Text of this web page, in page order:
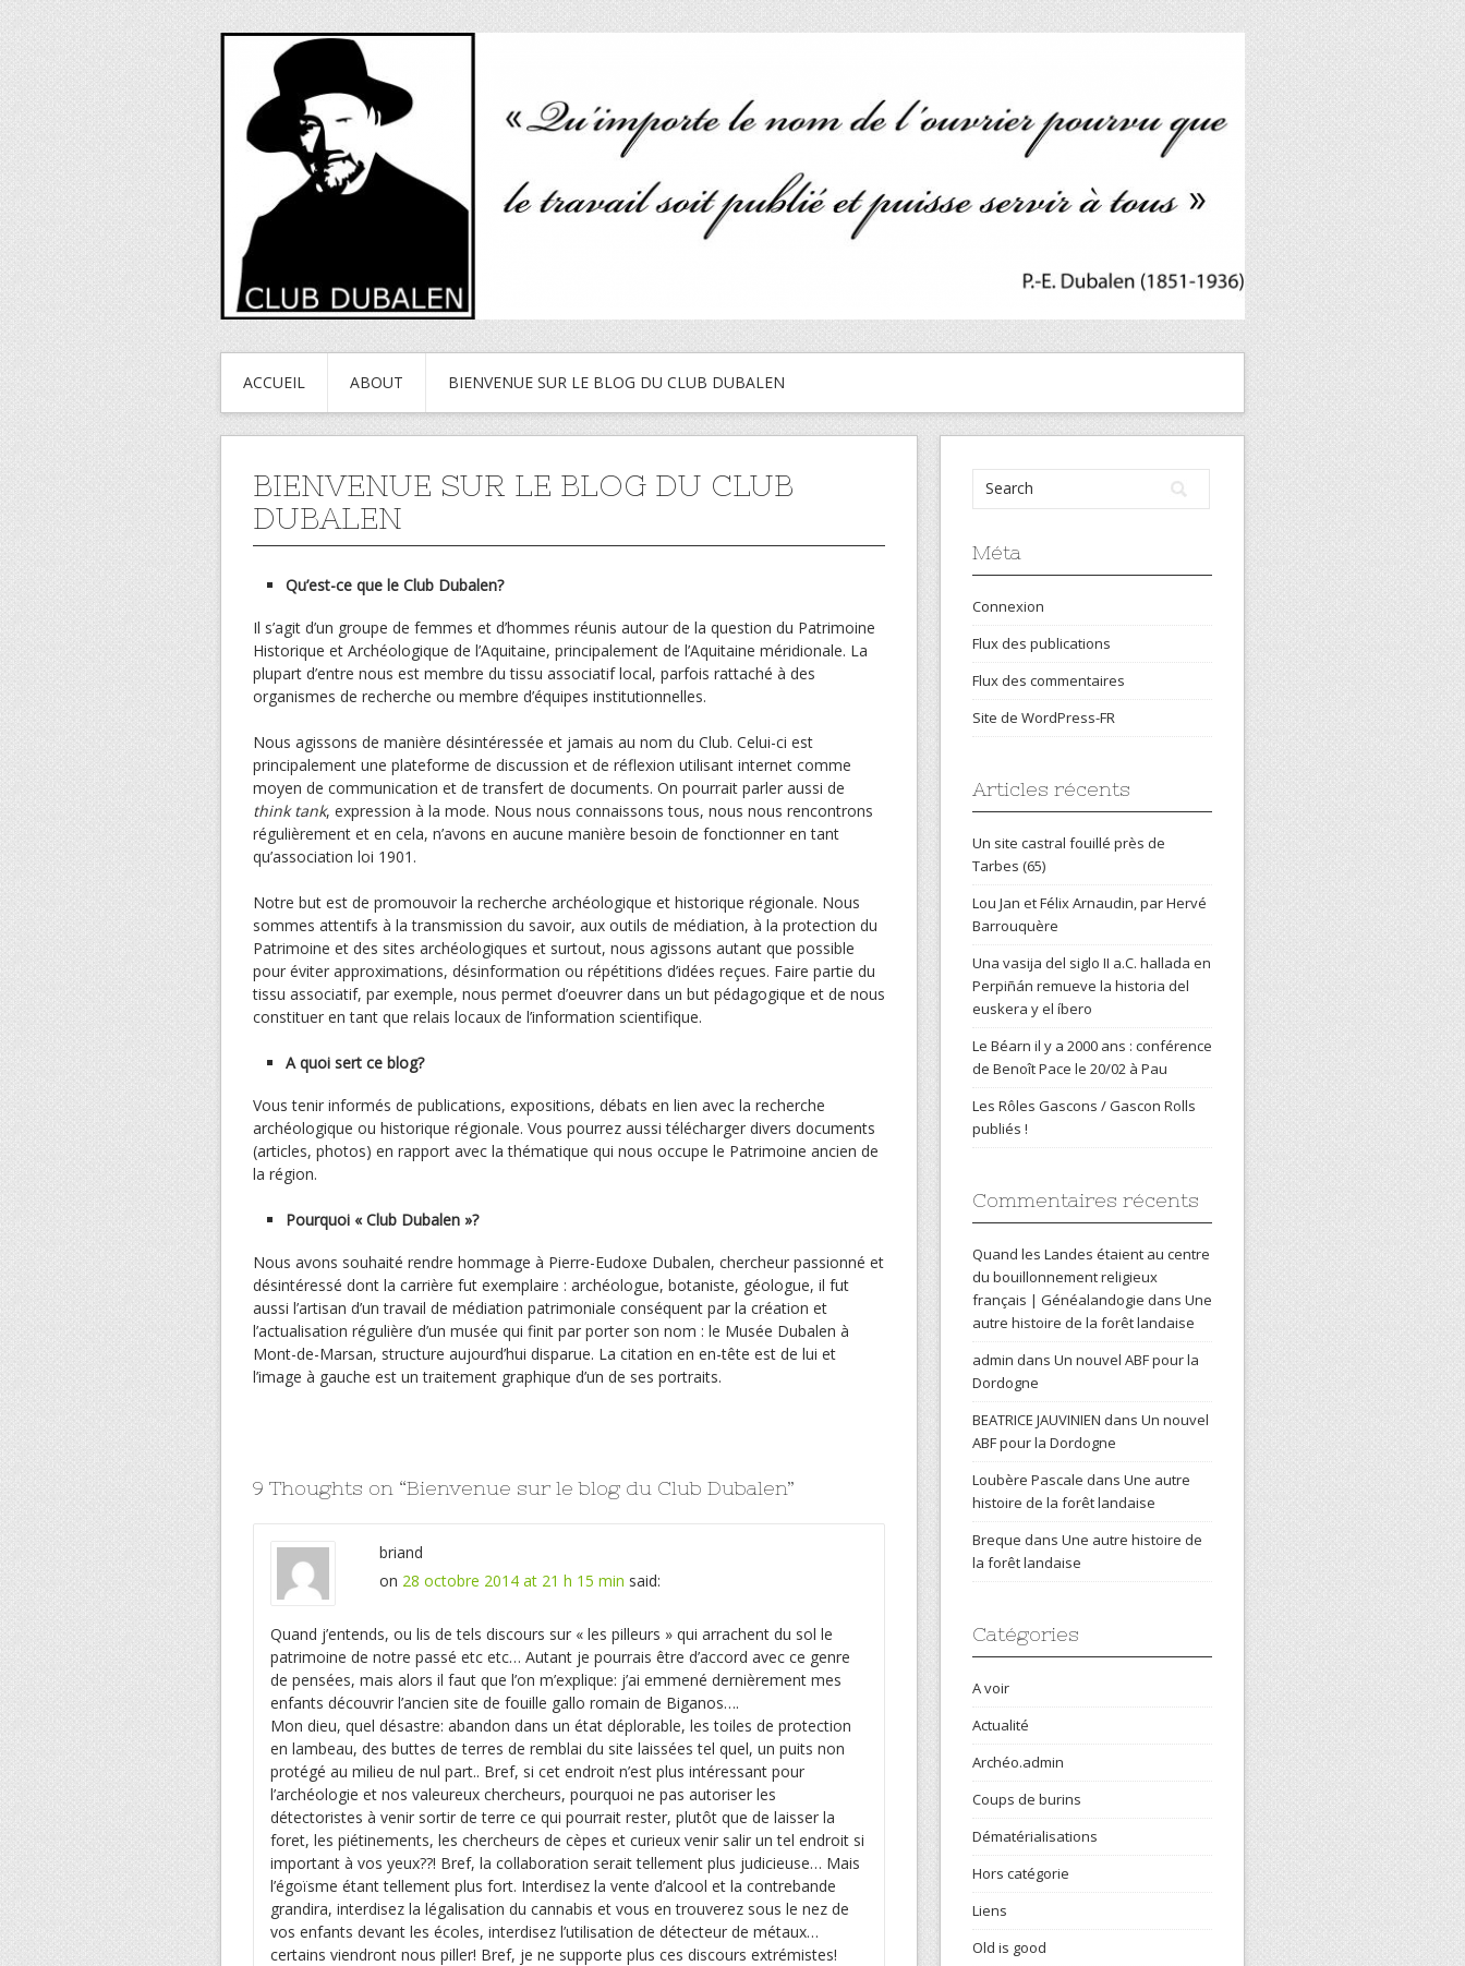
ACCUEIL ABOUT BIENVENUE SUR LE BLOG DU CLUB DUBALEN
BIENVENUE SUR LE BLOG DU CLUB
DUBALEN
Qu’est-ce que le Club Dubalen?
Il s’agit d’un groupe de femmes et d’hommes réunis autour de la question du Patrimoine
Historique et Archéologique de l’Aquitaine, principalement de l’Aquitaine méridionale. La
plupart d’entre nous est membre du tissu associatif local, parfois rattaché à des
organismes de recherche ou membre d’équipes institutionnelles.
Nous agissons de manière désintéressée et jamais au nom du Club. Celui-ci est
principalement une plateforme de discussion et de réflexion utilisant internet comme
moyen de communication et de transfert de documents. On pourrait parler aussi de
think tank, expression à la mode. Nous nous connaissons tous, nous nous rencontrons
régulièrement et en cela, n’avons en aucune manière besoin de fonctionner en tant
qu’association loi 1901.
Notre but est de promouvoir la recherche archéologique et historique régionale. Nous
sommes attentifs à la transmission du savoir, aux outils de médiation, à la protection du
Patrimoine et des sites archéologiques et surtout, nous agissons autant que possible
pour éviter approximations, désinformation ou répétitions d’idées reçues. Faire partie du
tissu associatif, par exemple, nous permet d’oeuvrer dans un but pédagogique et de nous
constituer en tant que relais locaux de l’information scientifique.
A quoi sert ce blog?
Vous tenir informés de publications, expositions, débats en lien avec la recherche
archéologique ou historique régionale. Vous pourrez aussi télécharger divers documents
(articles, photos) en rapport avec la thématique qui nous occupe le Patrimoine ancien de
la région.
Pourquoi « Club Dubalen »?
Nous avons souhaité rendre hommage à Pierre-Eudoxe Dubalen, chercheur passionné et
désintéressé dont la carrière fut exemplaire : archéologue, botaniste, géologue, il fut
aussi l’artisan d’un travail de médiation patrimoniale conséquent par la création et
l’actualisation régulière d’un musée qui finit par porter son nom : le Musée Dubalen à
Mont-de-Marsan, structure aujourd’hui disparue. La citation en en-tête est de lui et
l’image à gauche est un traitement graphique d’un de ses portraits.
9 Thoughts on “Bienvenue sur le blog du Club Dubalen”
briand
on 28 octobre 2014 at 21 h 15 min said:
Quand j’entends, ou lis de tels discours sur « les pilleurs » qui arrachent du sol le
patrimoine de notre passé etc etc… Autant je pourrais être d’accord avec ce genre
de pensées, mais alors il faut que l’on m’explique: j’ai emmené dernièrement mes
enfants découvrir l’ancien site de fouille gallo romain de Biganos….
Mon dieu, quel désastre: abandon dans un état déplorable, les toiles de protection
en lambeau, des buttes de terres de remblai du site laissées tel quel, un puits non
protégé au milieu de nul part.. Bref, si cet endroit n’est plus intéressant pour
l’archéologie et nos valeureux chercheurs, pourquoi ne pas autoriser les
détectoristes à venir sortir de terre ce qui pourrait rester, plutôt que de laisser la
foret, les piétinements, les chercheurs de cèpes et curieux venir salir un tel endroit si
important à vos yeux??! Bref, la collaboration serait tellement plus judicieuse… Mais
l’égoïsme étant tellement plus fort. Interdisez la vente d’alcool et la contrebande
grandira, interdisez la légalisation du cannabis et vous en trouverez sous le nez de
vos enfants devant les écoles, interdisez l’utilisation de détecteur de métaux…
certains viendront nous piller! Bref, je ne supporte plus ces discours extrémistes!
Méta
Connexion
Flux des publications
Flux des commentaires
Site de WordPress-FR
Articles récents
Un site castral fouillé près de
Tarbes (65)
Lou Jan et Félix Arnaudin, par Hervé
Barrouquère
Una vasija del siglo II a.C. hallada en
Perpiñán remueve la historia del
euskera y el íbero
Le Béarn il y a 2000 ans : conférence
de Benoît Pace le 20/02 à Pau
Les Rôles Gascons / Gascon Rolls
publiés !
Commentaires récents
Quand les Landes étaient au centre
du bouillonnement religieux
français | Généalandogie dans Une
autre histoire de la forêt landaise
admin dans Un nouvel ABF pour la
Dordogne
BEATRICE JAUVINIEN dans Un nouvel
ABF pour la Dordogne
Loubère Pascale dans Une autre
histoire de la forêt landaise
Breque dans Une autre histoire de
la forêt landaise
Catégories
A voir
Actualité
Archéo.admin
Coups de burins
Dématérialisations
Hors catégorie
Liens
Old is good